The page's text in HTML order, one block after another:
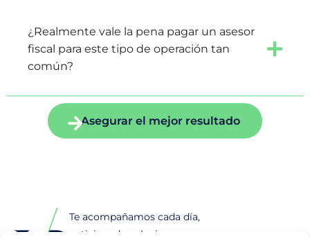
¿Realmente vale la pena pagar un asesor
fiscal para este tipo de operación tan
común?
Asegurar el mejor resultado
Te acompañamos cada día,
anticipando soluciones y